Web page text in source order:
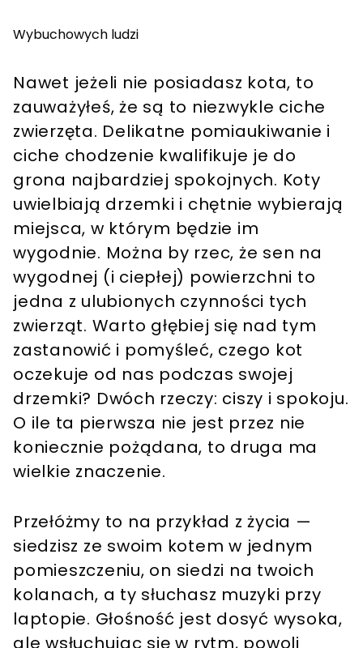
Wybuchowych ludzi
Nawet jeżeli nie posiadasz kota, to
zauważyłeś, że są to niezwykle ciche
zwierzęta. Delikatne pomiaukiwanie i
ciche chodzenie kwalifikuje je do
grona najbardziej spokojnych. Koty
uwielbiają drzemki i chętnie wybierają
miejsca, w którym będzie im
wygodnie. Można by rzec, że sen na
wygodnej (i ciepłej) powierzchni to
jedna z ulubionych czynności tych
zwierząt. Warto głębiej się nad tym
zastanowić i pomyśleć, czego kot
oczekuje od nas podczas swojej
drzemki? Dwóch rzeczy: ciszy i spokoju.
O ile ta pierwsza nie jest przez nie
koniecznie pożądana, to druga ma
wielkie znaczenie.
Przełóżmy to na przykład z życia —
siedzisz ze swoim kotem w jednym
pomieszczeniu, on siedzi na twoich
kolanach, a ty słuchasz muzyki przy
laptopie. Głośność jest dosyć wysoka,